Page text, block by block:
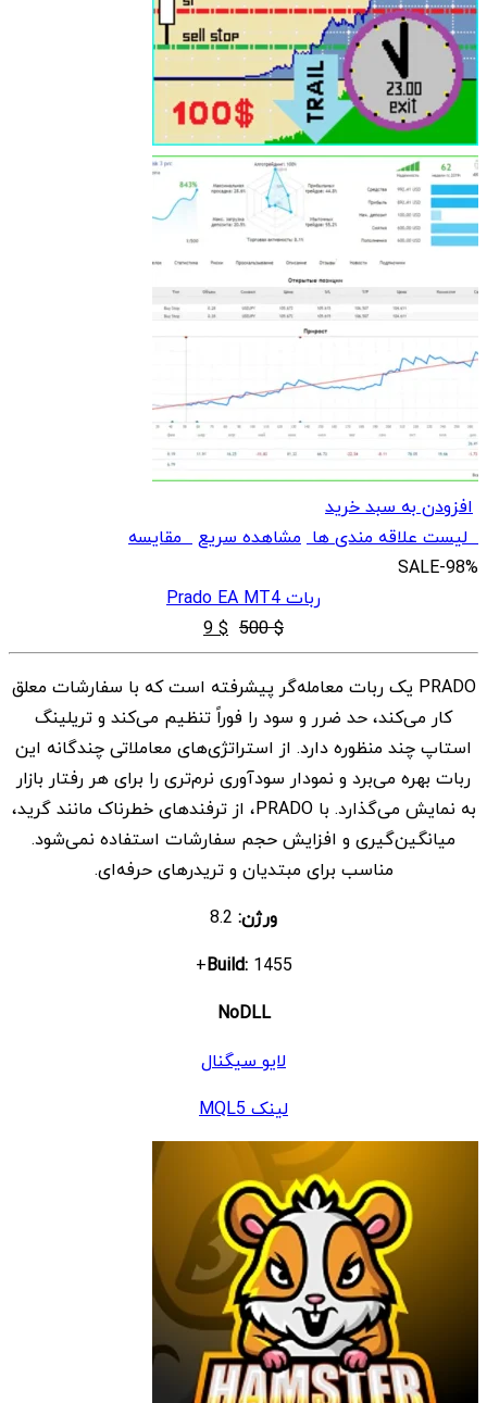
افزودن به سبد خرید
لیست علاقه مندی ها مشاهده سریعمقایسه
SALE-98%
ربات Prado EA MT4
$
500
قیمت
اصلی
$ 500
بود.
$
9 قیمت
فعلی
$ 9
است.
PRADO یک ربات معامله‌گر پیشرفته است که با سفارشات معلق
کار می‌کند، حد ضرر و سود را فوراً تنظیم می‌کند و تریلینگ
استاپ چند منظوره دارد. از استراتژی‌های معاملاتی چندگانه این
ربات بهره می‌برد و نمودار سودآوری نرم‌تری را برای هر رفتار بازار
به نمایش می‌گذارد. با PRADO، از ترفندهای خطرناک مانند گرید،
میانگین‌گیری و افزایش حجم سفارشات استفاده نمی‌شود.
مناسب برای مبتدیان و تریدرهای حرفه‌ای.
ورژن:
Build:1455+
NoDLL
لایو سیگنال
لینک MQL5